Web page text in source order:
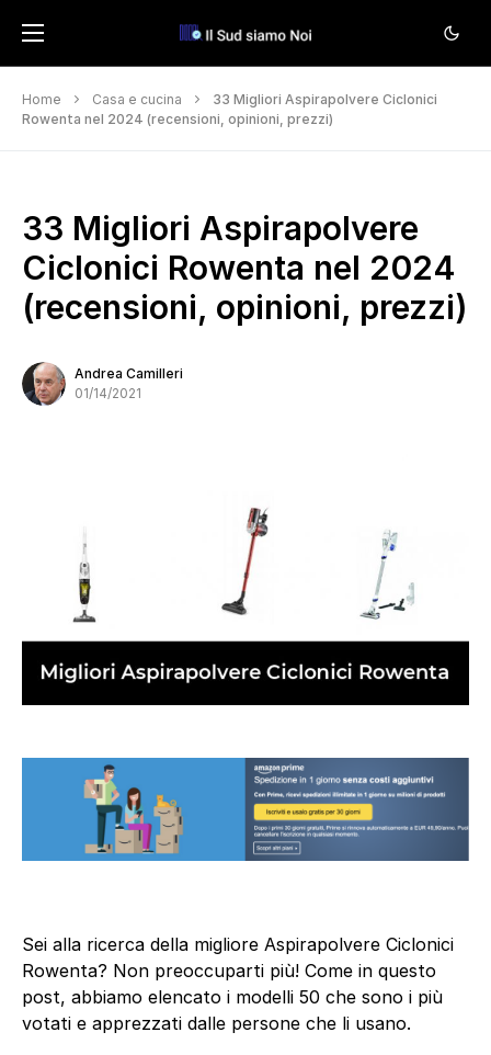
Home Casa e cucina
33 Migliori Aspirapolvere Ciclonici
Rowenta nel 2024 (recensioni, opinioni, prezzi)
33 Migliori Aspirapolvere
Ciclonici Rowenta nel 2024
(recensioni, opinioni, prezzi)
Andrea Camilleri
01/14/2021
Sei alla ricerca della migliore Aspirapolvere Ciclonici
Rowenta? Non preoccuparti più! Come in questo
post, abbiamo elencato i modelli 50 che sono i più
votati e apprezzati dalle persone che li usano.